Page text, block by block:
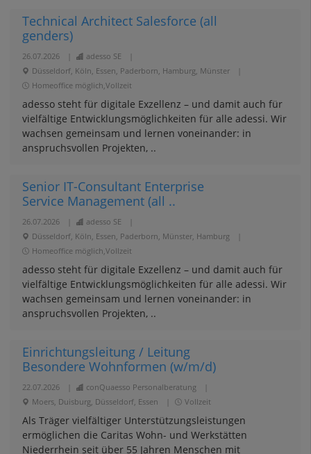
Technical Architect Salesforce (all
genders)
26.07.2026 adesso SE
Düsseldorf, Köln, Essen, Paderborn, Hamburg, Münster
Homeoffice möglich,Vollzeit
adesso steht für digitale Exzellenz – und damit auch für
vielfältige Entwicklungsmöglichkeiten für alle adessi. Wir
wachsen gemeinsam und lernen voneinander: in
anspruchsvollen Projekten, ..
Senior IT-Consultant Enterprise
Service Management (all ..
26.07.2026 adesso SE
Düsseldorf, Köln, Essen, Paderborn, Münster, Hamburg
Homeoffice möglich,Vollzeit
adesso steht für digitale Exzellenz – und damit auch für
vielfältige Entwicklungsmöglichkeiten für alle adessi. Wir
wachsen gemeinsam und lernen voneinander: in
anspruchsvollen Projekten, ..
Einrichtungsleitung / Leitung
Besondere Wohnformen (w/m/d)
22.07.2026 conQuaesso Personalberatung
Moers, Duisburg, Düsseldorf, Essen
Vollzeit
Als Träger vielfältiger Unterstützungsleistungen
ermöglichen die Caritas Wohn- und Werkstätten
Niederrhein seit über 55 Jahren Menschen mit